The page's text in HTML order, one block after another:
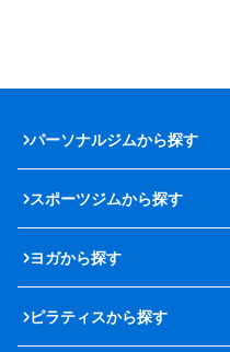
パーソナルジムから探す
スポーツジムから探す
ヨガから探す
ピラティスから探す